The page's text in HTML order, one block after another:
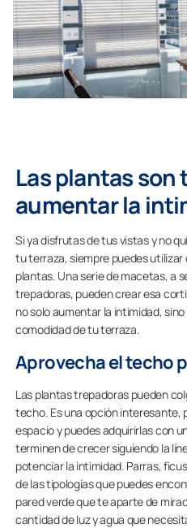
Las plantas son
aumentar la
Si ya disfrutas de tus vistas y no
tu terraza, siempre puedes
plantas. Una serie de macetas, a
trepadoras, pueden crear esa
no solo aumentar la intimidad,
comodidad de tu terraza.
Aprovecha el techo
Las plantas trepadoras pueden
techo. Es una opción interesante,
espacio y puedes adquirirlas con
terminen de crecer siguiendo la
potenciar la intimidad. Parras,
de las tipologías que puedes
pared verde que te aparte de
cantidad de luz y agua que